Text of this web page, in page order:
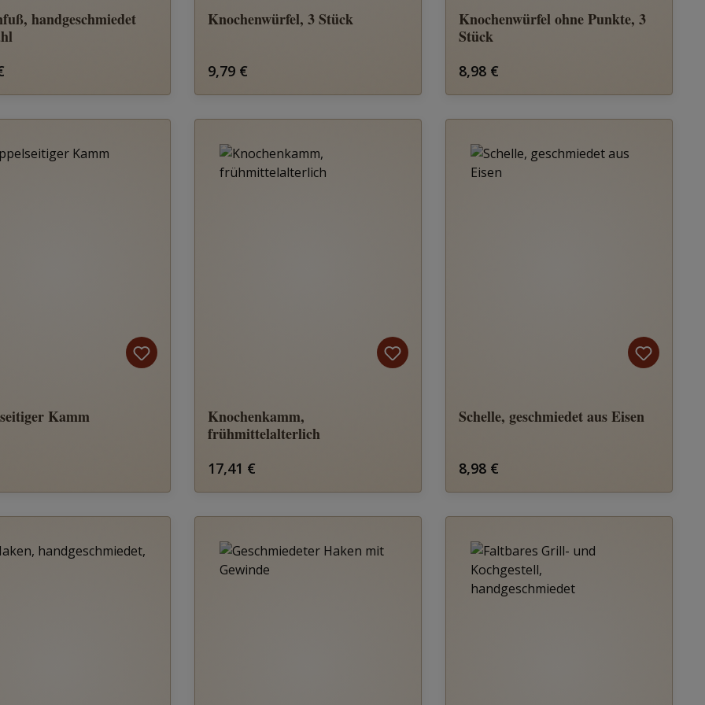
handgeschmiedet
Preis:
Knochenwürfel, 3 Stück
Regulärer Preis:
9,79 €
Knochenwürfel ohne Punkte, 3
Stück
Regulärer Preis:
8,98 €
Kamm
Preis:
Knochenkamm,
frühmittelalterlich
Regulärer Preis:
17,41 €
Schelle, geschmiedet aus Eisen
Regulärer Preis:
8,98 €